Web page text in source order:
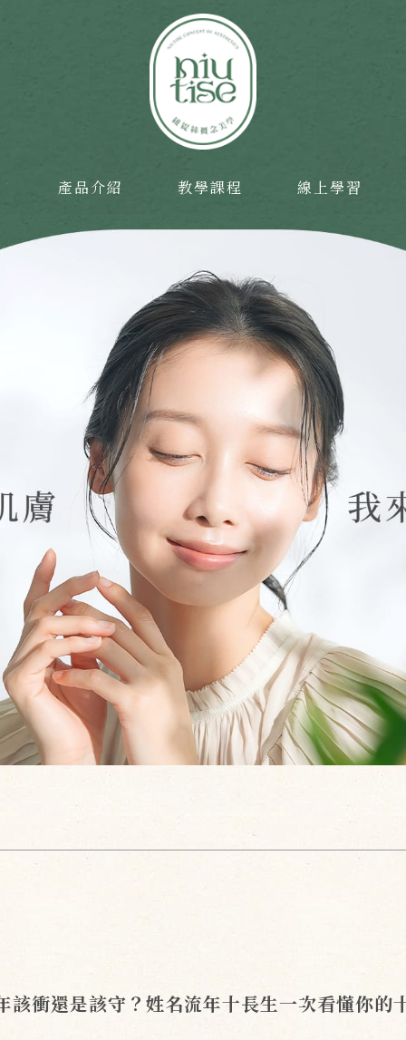
產品介紹 教學課程 線上學習
該衝還是該守？姓名流年十長生一次看懂你的